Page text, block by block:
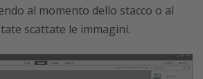
al momento dello stacco o al
scattate le immagini.